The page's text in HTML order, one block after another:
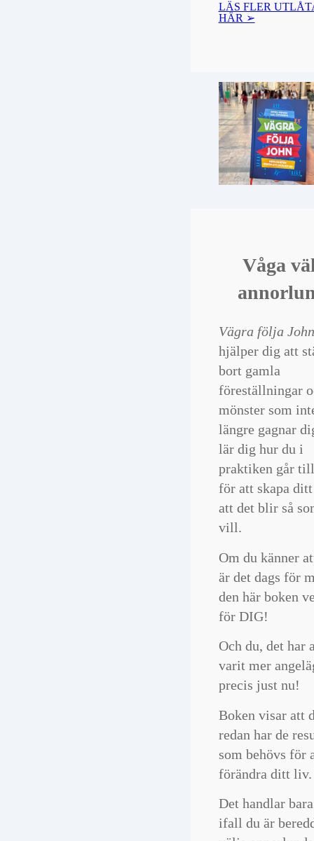
LÄS FLER
HÄR ➢
bästa "ahaaaa"
som jag någonsin
Den tar upp allt.
ärver/påverkas av
du är ett barn,
frågor varför du
osv... Allt för att
förstå dig själv
förstå samhället,
väg i livet (det DU
verkligen vill
känna dig
Bokslukerskan
Jag är
ni samlat så
information på en
Gorm Danielsson
Jag läser boken
fantastiskt
lärande. Har
med om något
Kan bara läsa ett
landa i det jag
Annika
En mycket bra
får mig att tänka
saker. Läs den!
Först fascinerade
Våga
Vägra följa John
hjälper dig att
bort gamla
föreställningar
mönster som
längre gagnar
lär dig hur du i
praktiken går
för att skapa
att det blir så
vill.
Om du känner
är det dags för
den här boken
för DIG!
Och du, det har
varit mer
precis just nu!
Boken visar att
redan har de
som behövs för
förändra ditt liv.
Det handlar
ifall du är